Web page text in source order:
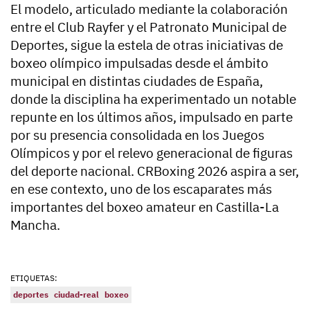
El modelo, articulado mediante la colaboración
entre el Club Rayfer y el Patronato Municipal de
Deportes, sigue la estela de otras iniciativas de
boxeo olímpico impulsadas desde el ámbito
municipal en distintas ciudades de España,
donde la disciplina ha experimentado un notable
repunte en los últimos años, impulsado en parte
por su presencia consolidada en los Juegos
Olímpicos y por el relevo generacional de figuras
del deporte nacional. CRBoxing 2026 aspira a ser,
en ese contexto, uno de los escaparates más
importantes del boxeo amateur en Castilla-La
Mancha.
ETIQUETAS:
deportes ciudad-real boxeo